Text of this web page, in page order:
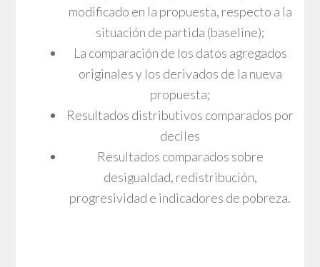
modificado en la propuesta, respecto a la
situación de partida (baseline);
La comparación de los datos agregados
originales y los derivados de la nueva
propuesta;
Resultados distributivos comparados por
deciles
Resultados comparados sobre
desigualdad, redistribución,
progresividad e indicadores de pobreza.